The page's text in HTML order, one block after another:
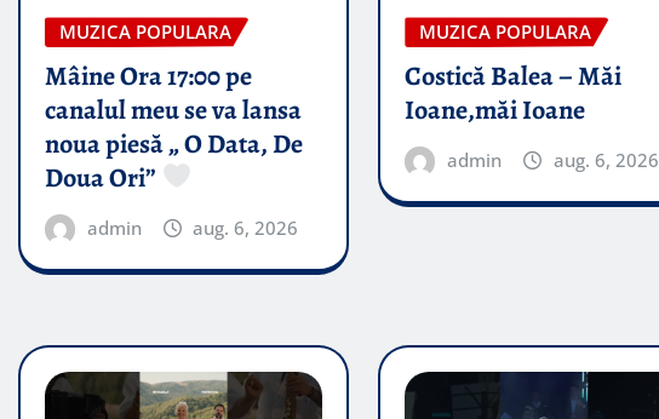
MUZICA POPULARA
Mâine Ora 17:00 pe
canalul meu se va lansa
noua piesă „ O Data, De
Doua Ori”
admin aug. 6, 2026
MUZICA POPULARA
Costică Balea – Măi
Ioane,măi Ioane
admin aug. 6, 2026